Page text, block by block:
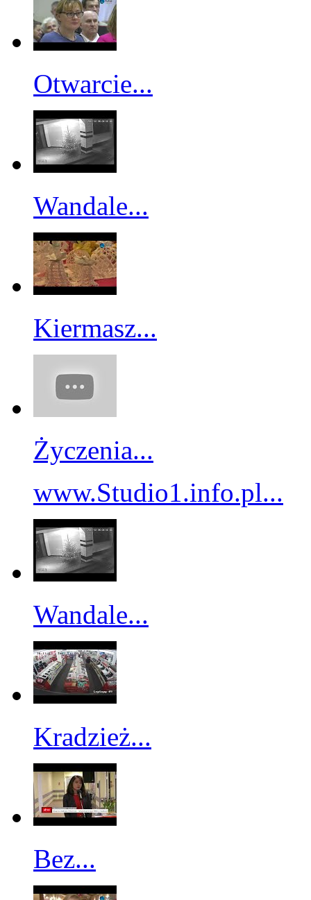
Otwarcie...
Wandale...
Kiermasz...
Życzenia...
www.Studio1.info.pl...
Wandale...
Kradzież...
Bez...